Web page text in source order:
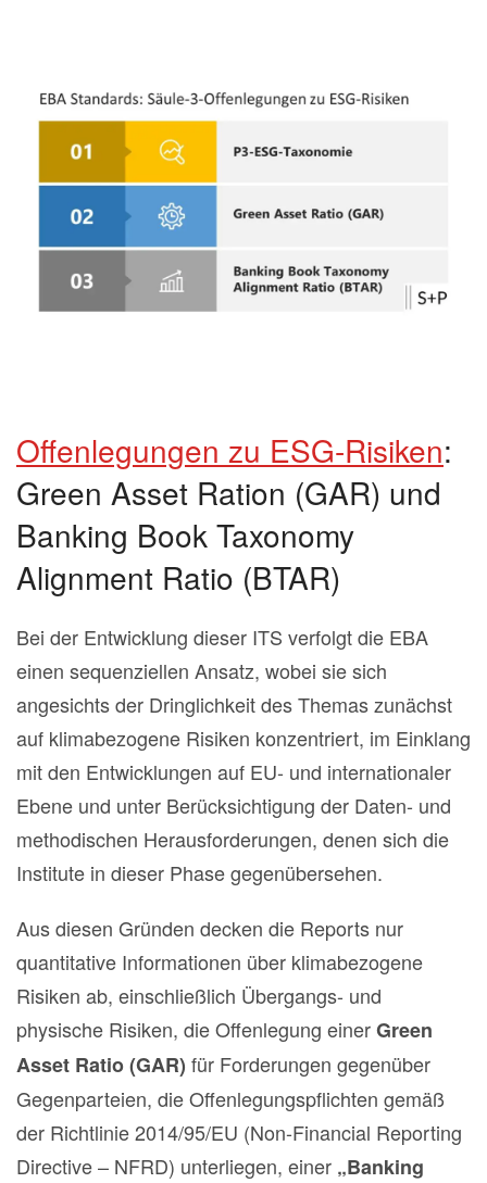
Offenlegungen zu ESG-Risiken:
Green Asset Ration (GAR) und
Banking Book Taxonomy
Alignment Ratio (BTAR)
Bei der Entwicklung dieser ITS verfolgt die EBA
einen sequenziellen Ansatz, wobei sie sich
angesichts der Dringlichkeit des Themas zunächst
auf klimabezogene Risiken konzentriert, im Einklang
mit den Entwicklungen auf EU- und internationaler
Ebene und unter Berücksichtigung der Daten- und
methodischen Herausforderungen, denen sich die
Institute in dieser Phase gegenübersehen.
Aus diesen Gründen decken die Reports nur
quantitative Informationen über klimabezogene
Risiken ab, einschließlich Übergangs- und
physische Risiken, die Offenlegung einerGreen
Asset Ratio (GAR) für Forderungen gegenüber
Gegenparteien, die Offenlegungspflichten gemäß
der Richtlinie 2014/95/EU (Non-Financial Reporting
Directive – NFRD) unterliegen, einer „Banking